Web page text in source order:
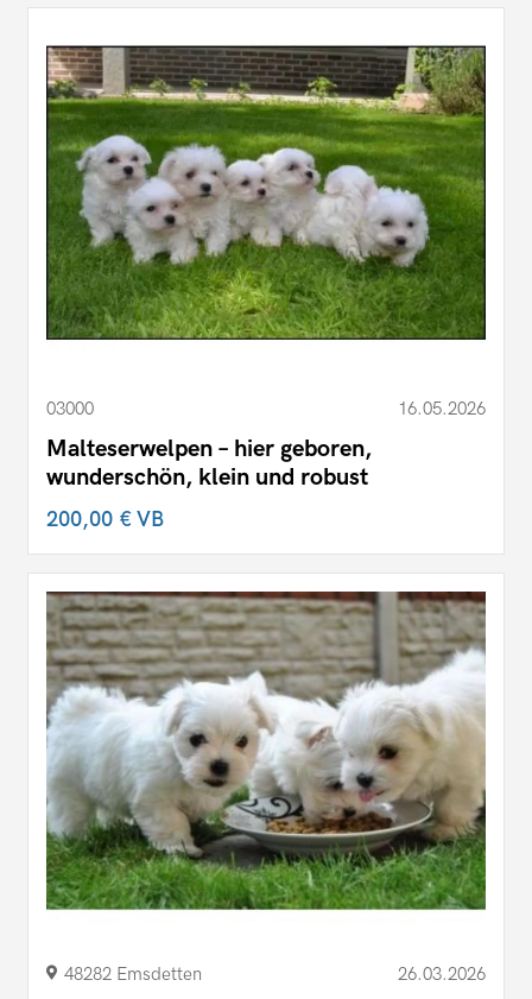
03000 16.05.2026
Malteserwelpen – hier geboren,
wunderschön, klein und robust
200,00 €VB
48282 Emsdetten 26.03.2026